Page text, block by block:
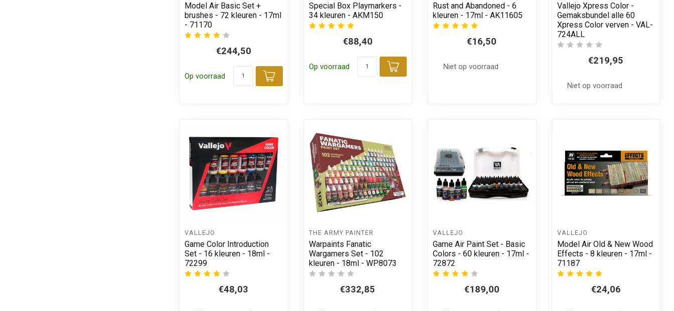
Model Air Basic Set +
brushes - 72 kleuren - 17ml
- 71170
€244,50
Op voorraad
Toevoegen aan winkelwagen
Special Box Playmarkers -
34 kleuren - AKM150
€88,40
Op voorraad
Toevoegen aan winkelwagen
Rust and Abandoned - 6
kleuren - 17ml - AK11605
€16,50
Niet op voorraad
Vallejo Xpress Color -
Gemaksbundel alle 60
Xpress Color verven - VAL-
724ALL
€219,95
Niet op voorraad
VALLEJO
Game Color Introduction
Set - 16 kleuren - 18ml -
72299
€48,03
THE ARMY PAINTER
Warpaints Fanatic
Wargamers Set - 102
kleuren - 18ml - WP8073
€332,85
VALLEJO
Game Air Paint Set - Basic
Colors - 60 kleuren - 17ml -
72872
€189,00
VALLEJO
Model Air Old & New Wood
Effects - 8 kleuren - 17ml -
71187
€24,06